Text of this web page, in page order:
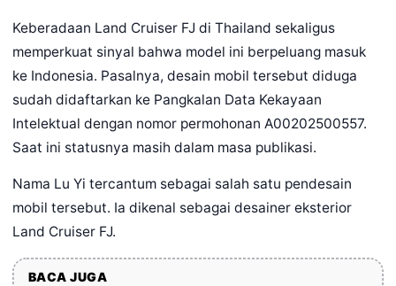
Keberadaan Land Cruiser FJ di Thailand sekaligus
memperkuat sinyal bahwa model ini berpeluang masuk
ke Indonesia. Pasalnya, desain mobil tersebut diduga
sudah didaftarkan ke Pangkalan Data Kekayaan
Intelektual dengan nomor permohonan A00202500557.
Saat ini statusnya masih dalam masa publikasi.
Nama Lu Yi tercantum sebagai salah satu pendesain
mobil tersebut. Ia dikenal sebagai desainer eksterior
Land Cruiser FJ.
BACA JUGA